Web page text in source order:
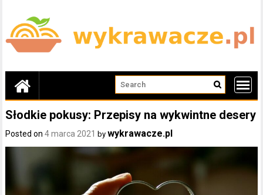
content
Słodkie pokusy: Przepisy na wykwintne desery
Posted on4 marca 2021 bywykrawacze.pl